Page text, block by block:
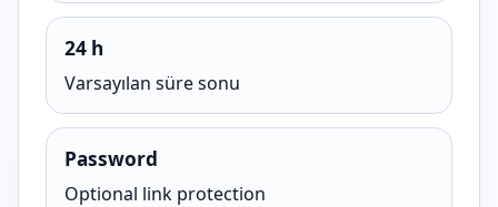
24 h
Varsayılan süre sonu
Password
Optional link protection